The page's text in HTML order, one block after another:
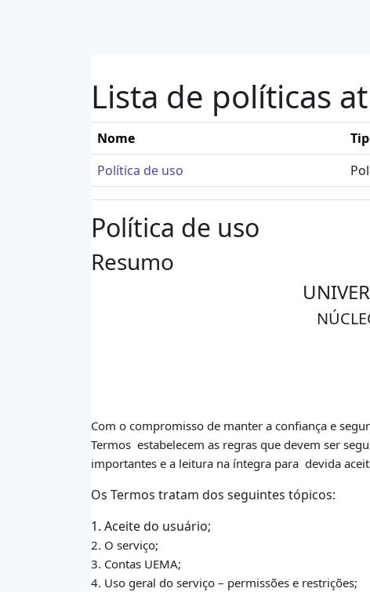
Lista de políticas
Nome
Política de uso
Política de uso
Resumo
Com o compromisso de manter a confiança e
Termos estabelecem as regras que devem ser
importantes e a leitura na íntegra para devida
Os Termos tratam dos seguintes tópicos:
1. Aceite do usuário;
2. O serviço;
3. Contas UEMA;
4. Uso geral do serviço – permissões e restrições;